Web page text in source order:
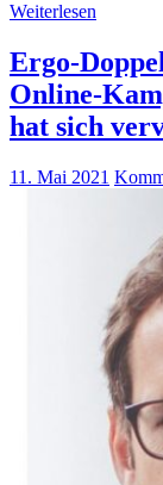
Weiterlesen
Ergo-
Online-
hat sich
11. Mai 2021